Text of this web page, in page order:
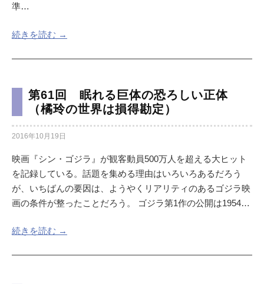
準…
続きを読む →
第61回 眠れる巨体の恐ろしい正体
（橘玲の世界は損得勘定）
2016年10月19日
映画『シン・ゴジラ』が観客動員500万人を超える大ヒット
を記録している。話題を集める理由はいろいろあるだろう
が、いちばんの要因は、ようやくリアリティのあるゴジラ映
画の条件が整ったことだろう。 ゴジラ第1作の公開は1954…
続きを読む →